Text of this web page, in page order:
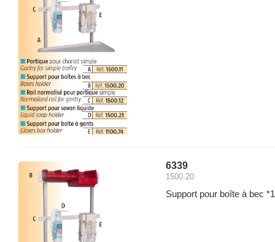
6339
1500.20
Support pour boîte à bec